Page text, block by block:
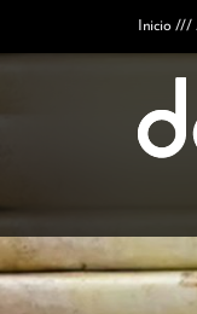
Inicio